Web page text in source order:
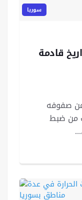
سوريا
قادمة
من صفوفه
من ضبط